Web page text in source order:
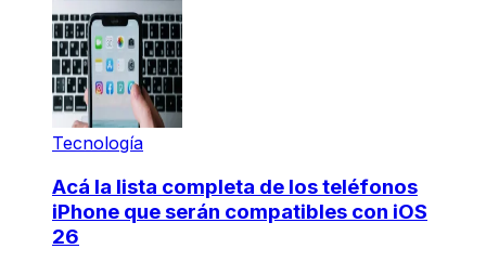
Tecnología
Acá la lista completa de los teléfonos
iPhone que serán compatibles con iOS
26